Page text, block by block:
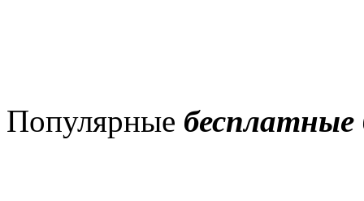
Популярные бесплатные